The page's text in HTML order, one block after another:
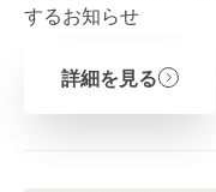
するお知らせ
詳細を見る